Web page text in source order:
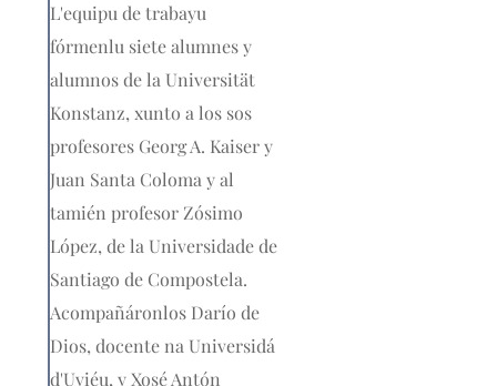
L'equipu de trabayu
fórmenlu siete alumnes y
alumnos de la Universität
Konstanz, xunto a los sos
profesores Georg A. Kaiser y
Juan Santa Coloma y al
tamién profesor Zósimo
López, de la Universidade de
Santiago de Compostela.
Acompañáronlos Darío de
Dios, docente na Universidá
d'Uviéu, y Xosé Antón